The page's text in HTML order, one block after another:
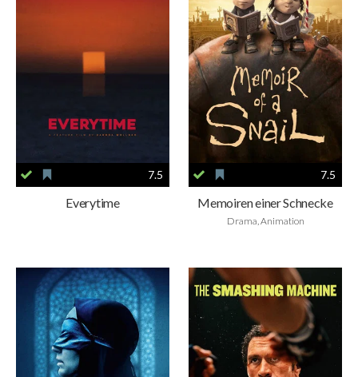
7.5
Everytime
7.5
Memoiren einer Schnecke
Drama, Animation